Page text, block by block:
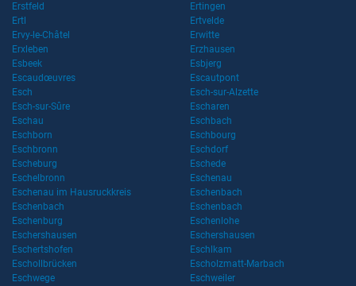
Erstfeld
Ertingen
Ertl
Ertvelde
Ervy-le-Châtel
Erwitte
Erxleben
Erzhausen
Esbeek
Esbjerg
Escaudœuvres
Escautpont
Esch
Esch-sur-Alzette
Esch-sur-Sûre
Escharen
Eschau
Eschbach
Eschborn
Eschbourg
Eschbronn
Eschdorf
Escheburg
Eschede
Eschelbronn
Eschenau
Eschenau im Hausruckkreis
Eschenbach
Eschenbach
Eschenbach
Eschenburg
Eschenlohe
Eschershausen
Eschershausen
Eschertshofen
Eschlkam
Eschollbrücken
Escholzmatt-Marbach
Eschwege
Eschweiler